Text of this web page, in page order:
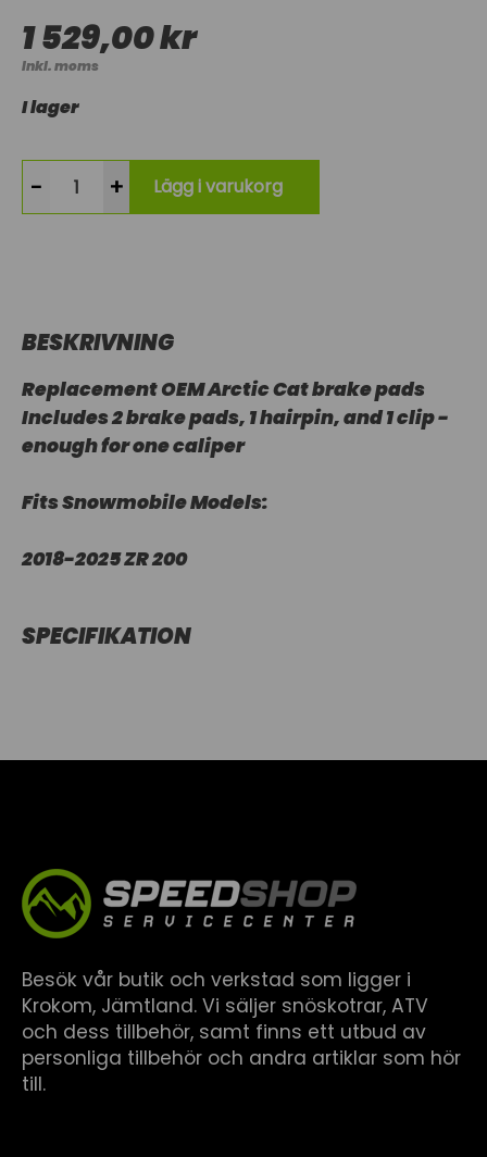
1 529,00 kr
Inkl. moms
I lager
- + Lägg i varukorg
BESKRIVNING
Replacement OEM Arctic Cat brake pads
Includes 2 brake pads, 1 hairpin, and 1 clip -
enough for one caliper
Fits Snowmobile Models:
2018-2025 ZR 200
SPECIFIKATION
Besök vår butik och verkstad som ligger i
Krokom, Jämtland. Vi säljer snöskotrar, ATV
och dess tillbehör, samt finns ett utbud av
personliga tillbehör och andra artiklar som hör
till.